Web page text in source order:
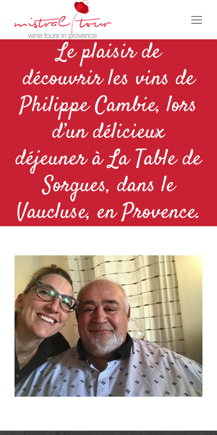
Le plaisir de
découvrir les vins de
Philippe Cambie, lors
d’un délicieux
déjeuner à La Table de
Sorgues, dans le
Vaucluse, en Provence.